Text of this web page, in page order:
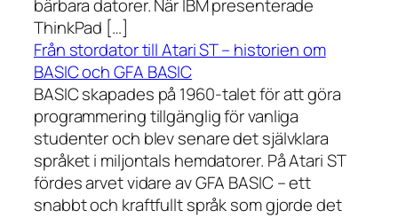
bärbara datorer. När IBM presenterade
ThinkPad […]
Från stordator till Atari ST – historien om
BASIC och GFA BASIC
BASIC skapades på 1960-talet för att göra
programmering tillgänglig för vanliga
studenter och blev senare det självklara
språket i miljontals hemdatorer. På Atari ST
fördes arvet vidare av GFA BASIC – ett
snabbt och kraftfullt språk som gjorde det